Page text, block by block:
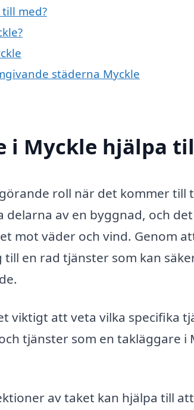
med?
städerna Myckle
i Myckle hjälpa
roll när det kommer till
delarna av en byggnad, och
mot väder och vind. Genom
en rad tjänster som kan
viktigt att veta vilka specifika
tjänster som en takläggare i
av taket kan hjälpa till